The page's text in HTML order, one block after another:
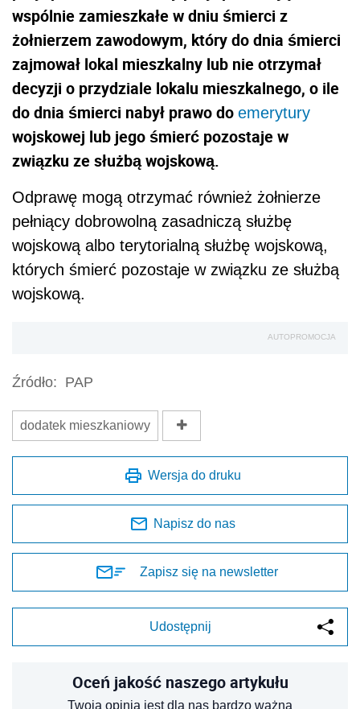
wspólnie zamieszkałe w dniu śmierci z
żołnierzem zawodowym, który do dnia śmierci
zajmował lokal mieszkalny lub nie otrzymał
decyzji o przydziale lokalu mieszkalnego, o ile
do dnia śmierci nabył prawo do emerytury
wojskowej lub jego śmierć pozostaje w
związku ze służbą wojskową.
Odprawę mogą otrzymać również żołnierze
pełniący dobrowolną zasadniczą służbę
wojskową albo terytorialną służbę wojskową,
których śmierć pozostaje w związku ze służbą
wojskową.
AUTOPROMOCJA
Źródło: PAP
dodatek mieszkaniowy
Wersja do druku
Napisz do nas
Zapisz się na newsletter
Udostępnij
Oceń jakość naszego artykułu
Twoja opinia jest dla nas bardzo ważna